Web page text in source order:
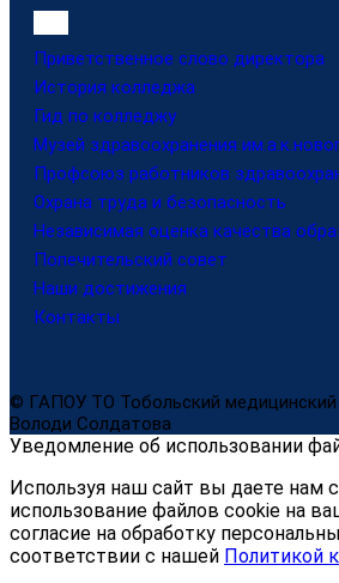
Приветственное слово директора
История колледжа
Гид по колледжу
Музей здравоохранения
Профсоюз работников
Охрана труда и безопасность
Независимая оценка качества
Попечительский совет
Наши достижения
Контакты
© ГАПОУ ТО Тобольский
Володи Солдатова
Уведомление об использовании
Используя наш сайт вы даете нам
использование файлов cookie на
согласие на обработку
соответствии с нашей Политикой